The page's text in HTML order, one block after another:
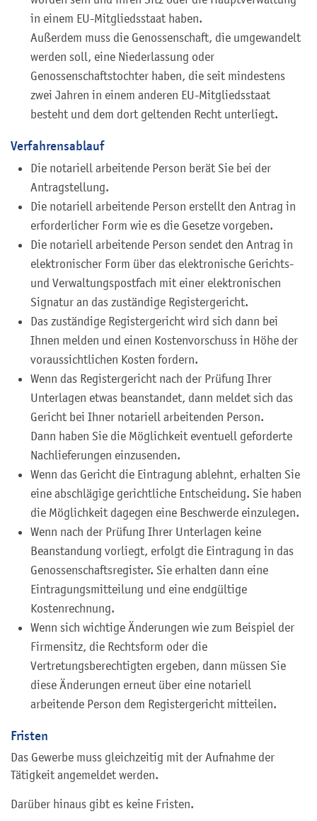
in einem EU-Mitgliedsstaat haben.
Außerdem muss die Genossenschaft, die umgewandelt
werden soll, eine Niederlassung oder
Genossenschaftstochter haben, die seit mindestens
zwei Jahren in einem anderen EU-Mitgliedsstaat
besteht und dem dort geltenden Recht unterliegt.
Verfahrensablauf
Die notariell arbeitende Person berät Sie bei der
Antragstellung.
Die notariell arbeitende Person erstellt den Antrag in
erforderlicher Form wie es die Gesetze vorgeben.
Die notariell arbeitende Person sendet den Antrag in
elektronischer Form über das elektronische Gerichts-
und Verwaltungspostfach mit einer elektronischen
Signatur an das zuständige Registergericht.
Das zuständige Registergericht wird sich dann bei
Ihnen melden und einen Kostenvorschuss in Höhe der
voraussichtlichen Kosten fordern.
Wenn das Registergericht nach der Prüfung Ihrer
Unterlagen etwas beanstandet, dann meldet sich das
Gericht bei Ihner notariell arbeitenden Person.
Dann haben Sie die Möglichkeit eventuell geforderte
Nachlieferungen einzusenden.
Wenn das Gericht die Eintragung ablehnt, erhalten Sie
eine abschlägige gerichtliche Entscheidung. Sie haben
die Möglichkeit dagegen eine Beschwerde einzulegen.
Wenn nach der Prüfung Ihrer Unterlagen keine
Beanstandung vorliegt, erfolgt die Eintragung in das
Genossenschaftsregister. Sie erhalten dann eine
Eintragungsmitteilung und eine endgültige
Kostenrechnung.
Wenn sich wichtige Änderungen wie zum Beispiel der
Firmensitz, die Rechtsform oder die
Vertretungsberechtigten ergeben, dann müssen Sie
diese Änderungen erneut über eine notariell
arbeitende Person dem Registergericht mitteilen.
Fristen
Das Gewerbe muss gleichzeitig mit der Aufnahme der
Tätigkeit angemeldet werden.
Darüber hinaus gibt es keine Fristen.